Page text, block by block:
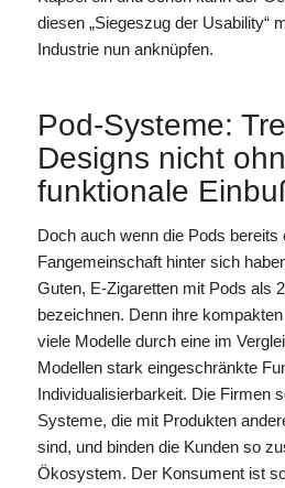
diesen „Siegeszug der Usability“
Industrie nun anknüpfen.
Pod-Systeme:
Designs nicht
funktionale
Doch auch wenn die Pods bereits
Fangemeinschaft hinter sich
Guten, E-Zigaretten mit Pods als
bezeichnen. Denn ihre
viele Modelle durch eine im
Modellen stark eingeschränkte
Individualisierbarkeit. Die Firmen
Systeme, die mit Produkten
sind, und binden die Kunden so
Ökosystem. Der Konsument ist